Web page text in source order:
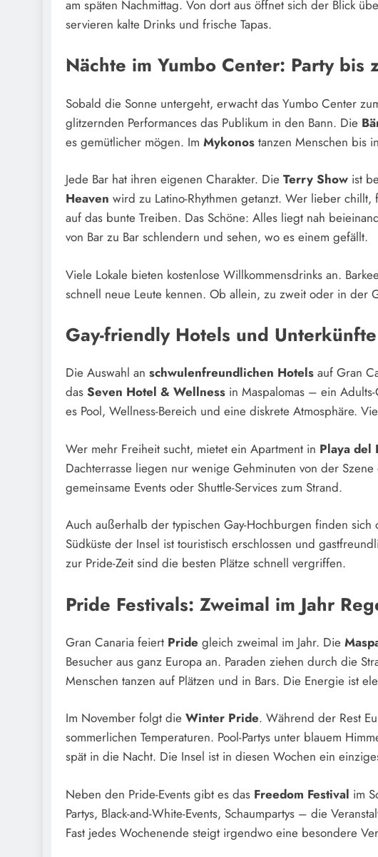
am späten Nachmittag. Von dort aus öffnet sich der Blick
servieren kalte Drinks und frische Tapas.
Nächte im Yumbo Center: Party bis
Sobald die Sonne untergeht, erwacht das Yumbo Center
glitzernden Performances das Publikum in den Bann. Die
es gemütlicher mögen. Im Mykonos tanzen Menschen bis
Jede Bar hat ihren eigenen Charakter. Die Terry Show ist
Heaven wird zu Latino-Rhythmen getanzt. Wer lieber
auf das bunte Treiben. Das Schöne: Alles liegt nah
von Bar zu Bar schlendern und sehen, wo es einem gefällt.
Viele Lokale bieten kostenlose Willkommensdrinks an.
schnell neue Leute kennen. Ob allein, zu zweit oder in der
Gay-friendly Hotels und Unterkünfte
Die Auswahl an schwulenfreundlichen Hotels auf Gran
das Seven Hotel & Wellness in Maspalomas – ein
es Pool, Wellness-Bereich und eine diskrete Atmosphäre.
Wer mehr Freiheit sucht, mietet ein Apartment in Playa del
Dachterrasse liegen nur wenige Gehminuten von der
gemeinsame Events oder Shuttle-Services zum Strand.
Auch außerhalb der typischen Gay-Hochburgen finden
Südküste der Insel ist touristisch erschlossen und
zur Pride-Zeit sind die besten Plätze schnell vergriffen.
Pride Festivals: Zweimal im Jahr
Gran Canaria feiert Pride gleich zweimal im Jahr. Die
Besucher aus ganz Europa an. Paraden ziehen durch die
Menschen tanzen auf Plätzen und in Bars. Die Energie ist
Im November folgt die Winter Pride. Während der Rest
sommerlichen Temperaturen. Pool-Partys unter blauem
spät in die Nacht. Die Insel ist in diesen Wochen ein
Neben den Pride-Events gibt es das Freedom Festival im
Partys, Black-and-White-Events, Schaumpartys – die
Fast jedes Wochenende steigt irgendwo eine besondere